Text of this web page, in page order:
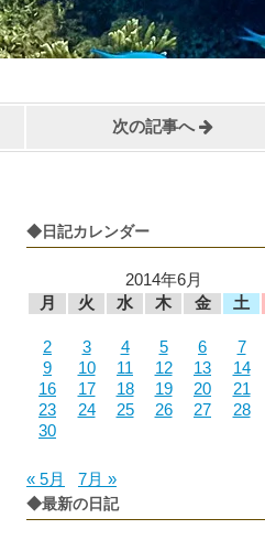
次の記事へ
◆日記カレンダー
2014年6月
月
火 水 木 金 土
2
3 4 5 6 7
9
10 11 12 13 14
16
17 18 19 20 21
23
24 25 26 27 28
30
« 5月 7月 »
◆最新の日記